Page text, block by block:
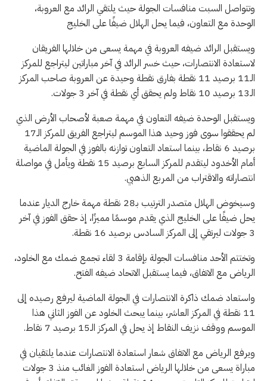
وتتواصل السبت منافسات الجولة حيث يلتقي الرائد مع العروبة،
الوحدة مع التعاون، فيما يحل الهلال ضيفًا على الخليج
ويستقبل الرائد ضيفه العروبة في مهمة يسعى من خلالها الفريقان
لاستعادة الانتصارات، حيث خسر الرائد في آخر مباراتين ليتراجع للمركز
الـ11 برصيد 11 نقطة بفارق نقطة وحيدة عن العروبة صاحب المركز
الـ13 برصيد 10 نقاط ولم يحقق أي نقطة في آخر 3 جولات.
ويستقبل الوحدة ضيفه التعاون في مهمة صعبة لأصحاب الأرض الذي
لم يحققوا سوى فوز وحيد هذا الموسم ليتراجع الفريق للمركز الـ17
برصيد 6 نقاط، بينما استعاد التعاون توازنه بالفوز في الجولة الماضية
أمام الأخدود ليتقدم للمركز السابع برصيد 15 نقطة ويأمل في مواصلة
انتصاراته والاقتراب من المربع الذهبي.
وسيخوض الهلال متصدر الترتيب بـ28 نقطة مهمة خارج الديار عندما
يحل ضيفًا على الخليج الذي يقدم موسمًا مميزًا، إذ حقق الفوز في آخر
3 جولات ليرتقي إلى المركز السادس برصيد 16 نقطة.
وتختتم الأحد منافسات الجولة بإقامة 3 لقاء تجمع ضمك مع الخلود،
الرياض مع الاتفاق، فيما يستقبل الاتحاد ضيفه الفتح.
واستعاد ضمك ذاكرة الانتصارات في الجولة الماضية ليرفع رصيده إلى
11 نقطة في المركز العاشر، بينما يبحث الخلود عن الفوز الثاني هذا
الموسم ووقف نزيف النقاط إذ يحل في المركز الـ15 برصيد 7 نقاط.
ويرفع الرياض مع الاتفاق شعار استعادة الانتصارات عندما يلتقيان في
مباراة يسعى من خلالها الرياض استعادة الفوز الغائب منذ 3 جولات